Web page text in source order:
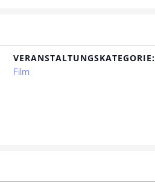
VERANSTALTUNGSKATEGORIE:
Film